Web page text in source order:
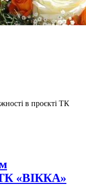
в проєкті ТК
ТК «ВІККА»